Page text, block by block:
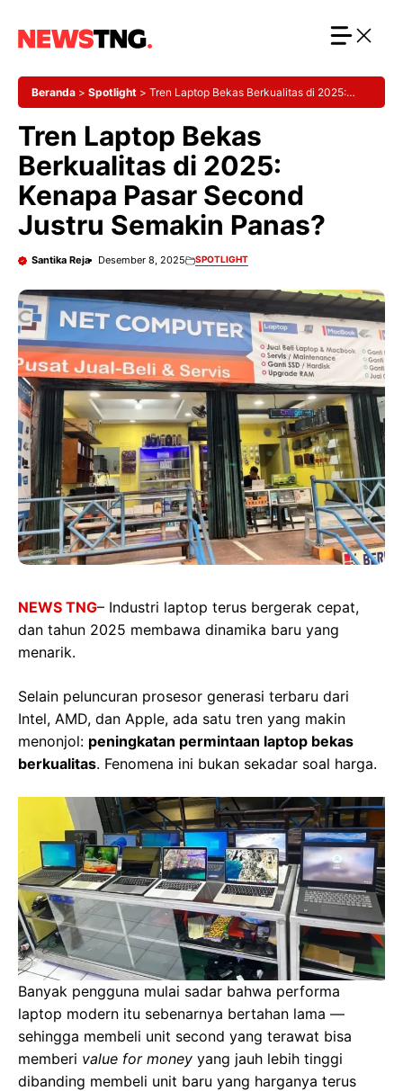
Beranda > Spotlight > Tren Laptop Bekas Berkualitas di 2025:
Tren Laptop Bekas
Berkualitas di 2025:
Kenapa Pasar Second
Justru Semakin Panas?
Santika Reja Desember 8, 2025 SPOTLIGHT
NEWS TNG– Industri laptop terus bergerak cepat,
dan tahun 2025 membawa dinamika baru yang
menarik.
Selain peluncuran prosesor generasi terbaru dari
Intel, AMD, dan Apple, ada satu tren yang makin
menonjol: peningkatan permintaan laptop bekas
berkualitas. Fenomena ini bukan sekadar soal harga.
Banyak pengguna mulai sadar bahwa performa
laptop modern itu sebenarnya bertahan lama —
sehingga membeli unit second yang terawat bisa
memberi value for money yang jauh lebih tinggi
dibanding membeli unit baru yang harganya terus